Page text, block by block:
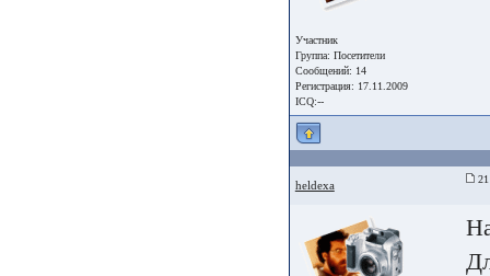
Участник
Группа: Посетители
Сообщений: 14
Регистрация: 17.11.2009
ICQ:--
heldexa 21